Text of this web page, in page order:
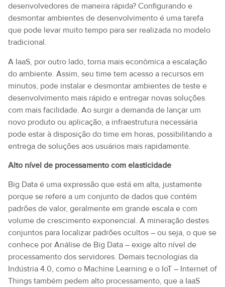
desenvolvedores de maneira rápida? Configurando e
desmontar ambientes de desenvolvimento é uma tarefa
que pode levar muito tempo para ser realizada no modelo
tradicional.
A IaaS, por outro lado, torna mais econômica a escalação
do ambiente. Assim, seu time tem acesso a recursos em
minutos, pode instalar e desmontar ambientes de teste e
desenvolvimento mais rápido e entregar novas soluções
com mais facilidade. Ao surgir a demanda de lançar um
novo produto ou aplicação, a infraestrutura necessária
pode estar à disposição do time em horas, possibilitando a
entrega de soluções aos usuários mais rapidamente.
Alto nível de processamento com elasticidade
Big Data é uma expressão que está em alta, justamente
porque se refere a um conjunto de dados que contém
padrões de valor, geralmente em grande escala e com
volume de crescimento exponencial. A mineração destes
conjuntos para localizar padrões ocultos – ou seja, o que se
conhece por Análise de Big Data – exige alto nível de
processamento dos servidores. Demais tecnologias da
Indústria 4.0, como o Machine Learning e o IoT – Internet of
Things também pedem alto processamento, que a IaaS